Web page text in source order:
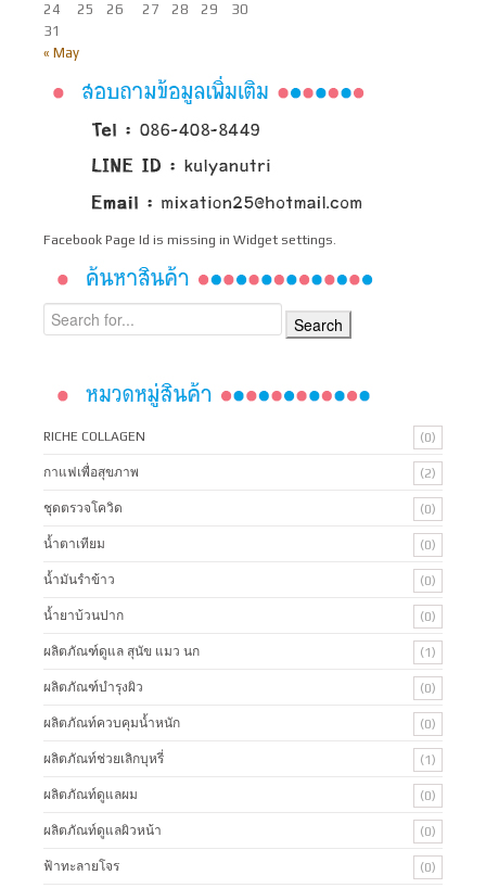
« May
24
25 26 27 28 29
30
31
Facebook Page Id is missing in Widget settings.
RICHE COLLAGEN (0)
กาแฟเพื่อสุขภาพ (2)
ชุดตรวจโควิด (0)
น้ำตาเทียม (0)
น้ำมันรำข้าว (0)
น้ำยาบ้วนปาก (0)
ผลิตภัณฑ์ดูแล สุนัข แมว นก (1)
ผลิตภัณฑ์บํารุงผิว (0)
ผลิตภัณท์ควบคุมน้ำหนัก (0)
ผลิตภัณท์ช่วยเลิกบุหรี่ (1)
ผลิตภัณท์ดูแลผม (0)
ผลิตภัณท์ดูแลผิวหน้า (0)
ฟ้าทะลายโจร (0)